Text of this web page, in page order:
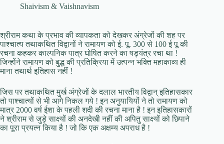
Shaivism & Vaishnavism
श्रीराम कथा के प्रभाव की व्यापकता को देखकर अंग्रेजों की शह पर
पाश्चात्य तथाकथित विद्वानों ने रामायण को ई. पू. 300 से 100 ई पू की
रचना कहकर काल्पनिक पात्र घोषित करने का षड्यंत्र रचा था !
जिन्होंने रामायण को बुद्ध की प्रतिक्रिया में उत्पन्न भक्ति महाकाव्य ही
माना तथार्थ इतिहास नहीं !
जिस पर तथाकथित मुर्ख अंग्रेजों के दलाल भारतीय विद्वान् इतिहासकार
तो पाश्चात्यों से भी आगे निकल गये ! इन अनुयायियों ने तो रामायण को
मात्र 2000 वर्ष ईशा के पहली शदी की रचना माना है ! इन इतिहासकारों
ने श्रीराम से जुड़े साक्ष्यों की अनदेखी नहीं की अपितु साक्ष्यों को छिपाने
का पूरा प्रयत्न किया है ! जो कि एक अक्षम्य अपराध है !